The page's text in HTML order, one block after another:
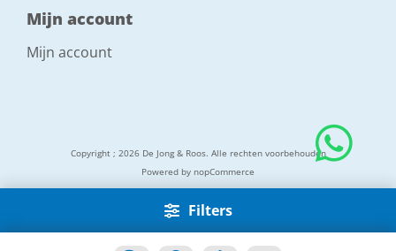
Filters
Mijn account
Mijn account
Copyright ; 2026 De Jong & Roos. Alle rechten voorbehouden
Powered by nopCommerce